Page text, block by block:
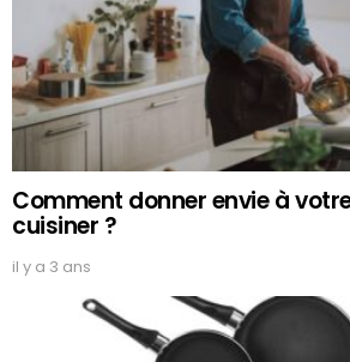
Comment donner envie à
cuisiner ?
il y a 3 ans